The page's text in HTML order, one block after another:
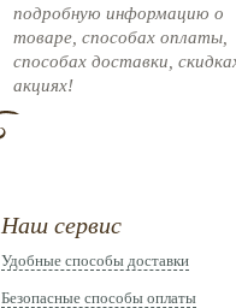
подробную информацию о
товаре, способах оплаты,
способах доставки,
акциях!
Наш сервис
Удобные способы доставки
Безопасные способы оплаты